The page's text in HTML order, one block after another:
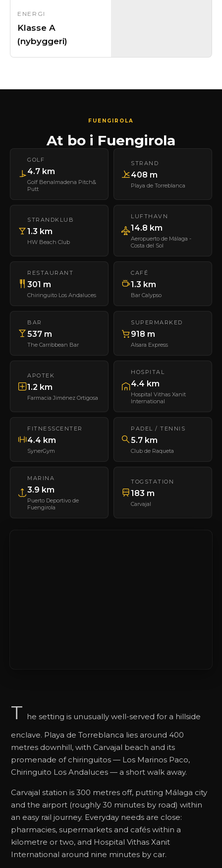
ENERGI
Klasse A
(nybyggeri)
FUENGIROLA
At bo i Fuengirola
GOLF
4.7 km
Golf Benalmadena Pitch&
Putt
STRAND
408 m
Playa de Torreblanca
STRANDKLUB
1.3 km
HW Beach Club
LUFTHAVN
14.8 km
Aeropuerto de Málaga -
Costa del Sol
RESTAURANT
301 m
Chiringuito Los Andaluces
CAFÉ
1.3 km
Bar Calypso
BAR
537 m
The Carribbean Bar
SUPERMARKED
918 m
Alsara Express
APOTEK
1.2 km
Farmacia Jiménez Ortigosa
HOSPITAL
4.4 km
Hospital Vithas Xanit
International
FITNESSCENTER
4.4 km
SynerGym
PADEL / TENNIS
5.7 km
Club de Raqueta
MARINA
3.9 km
Puerto Deportivo de
Fuengirola
TOGSTATION
183 m
Carvajal
T he setting is unusually well-served for a hillside
enclave. Playa de Torreblanca lies around 400
metres downhill, with Carvajal beach and its
promenade of chiringuitos — Los Marinos Paco,
Chiringuito Los Andaluces — a short walk away.
Carvajal station is 300 metres off, putting Málaga city
and the airport (roughly 30 minutes by road) within
an easy rail journey. Everyday needs are close:
pharmacies, supermarkets and cafés within a
kilometre or two, and Hospital Vithas Xanit
International around nine minutes by car.